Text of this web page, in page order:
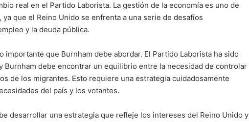
real en el Partido Laborista. La gestión de la economía es uno de
que el Reino Unido se enfrenta a una serie de desafíos
y la deuda pública.
importante que Burnham debe abordar. El Partido Laborista ha sido
Burnham debe encontrar un equilibrio entre la necesidad de controlar
de los migrantes. Esto requiere una estrategia cuidadosamente
del país y los votantes.
desarrollar una estrategia que refleje los intereses del Reino Unido y